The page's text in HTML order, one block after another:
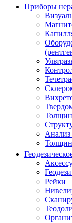
Приборы
Анализ
Рейки